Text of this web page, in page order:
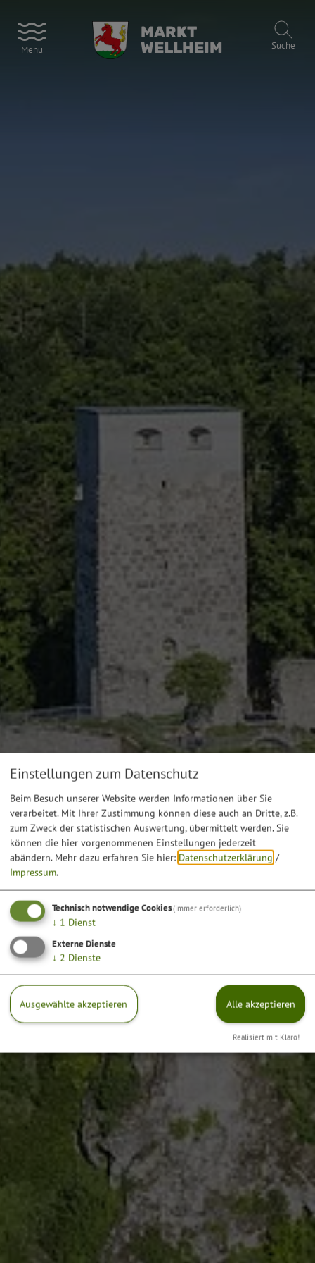
Menü
MARKT
WELLHEIM
Suche
Einstellungen zum Datenschutz
Beim Besuch unserer Website werden Informationen über Sie
verarbeitet. Mit Ihrer Zustimmung können diese auch an Dritte, z.B.
zum Zweck der statistischen Auswertung, übermittelt werden. Sie
können die hier vorgenommenen Einstellungen jederzeit
abändern. Mehr dazu erfahren Sie hier: Datenschutzerklärung /
Impressum.
Technisch notwendige Cookies(immer erforderlich)
↓ 1 Dienst
Externe Dienste
↓ 2 Dienste
Ausgewählte akzeptieren Alle akzeptieren
Realisiert mit Klaro!